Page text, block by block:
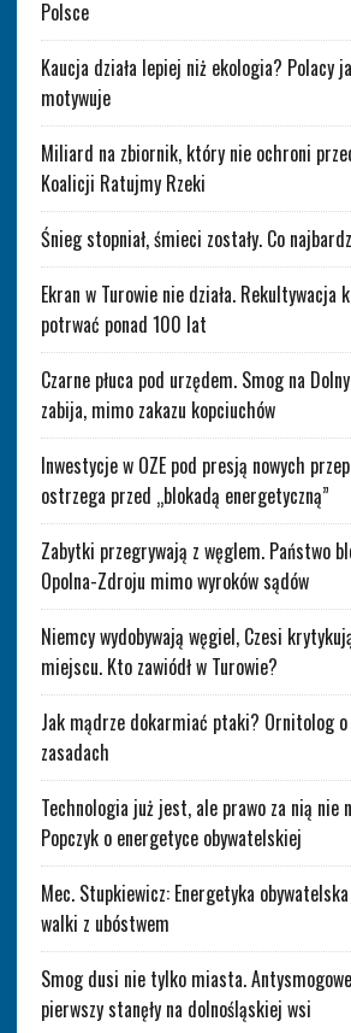
Polsce
Kaucja działa lepiej niż ekologia? Polacy
motywuje
Miliard na zbiornik, który nie ochroni
Koalicji Ratujmy Rzeki
Śnieg stopniał, śmieci zostały. Co
Ekran w Turowie nie działa. Rekultywacja
potrwać ponad 100 lat
Czarne płuca pod urzędem. Smog na
zabija, mimo zakazu kopciuchów
Inwestycje w OZE pod presją nowych
ostrzega przed „blokadą energetyczną”
Zabytki przegrywają z węglem. Państwo
Opolna-Zdroju mimo wyroków sądów
Niemcy wydobywają węgiel, Czesi
miejscu. Kto zawiódł w Turowie?
Jak mądrze dokarmiać ptaki? Ornitolog o
zasadach
Technologia już jest, ale prawo za nią nie
Popczyk o energetyce obywatelskiej
Mec. Stupkiewicz: Energetyka
walki z ubóstwem
Smog dusi nie tylko miasta.
pierwszy stanęły na dolnośląskiej wsi